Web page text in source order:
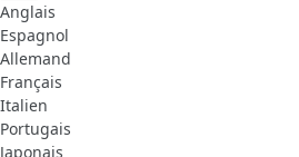
Anglais
Espagnol
Allemand
Français
Italien
Portugais
Japonais